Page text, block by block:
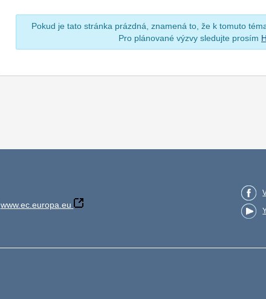
Pokud je tato stránka prázdná, znamená to, že k tomuto
Pro plánované výzvy sledujte prosím
www.ec.europa.eu